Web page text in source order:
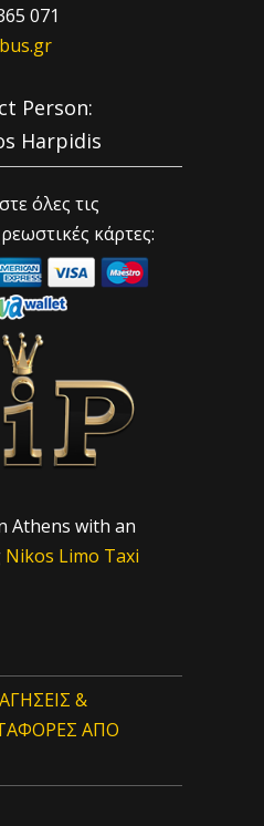
071
Person:
Harpidis
όλες τις
κάρτες:
Athens with an
Nikos Limo Taxi
&
ΑΠΟ